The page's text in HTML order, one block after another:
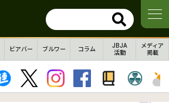
ビアバー ブルワー コラム
JBJA
活動
メディア
掲載